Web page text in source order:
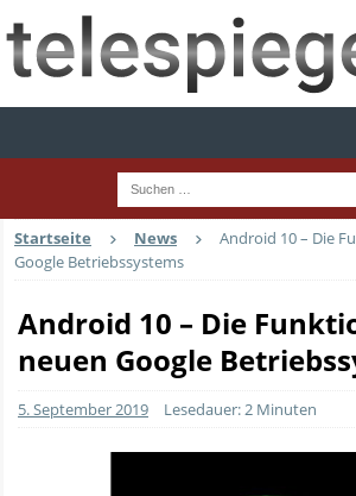
Startseite News
Android 10 – Die
Google Betriebssystems
Android 10 – Die
neuen Google
5. September 2019 Lesedauer: 2 Minuten